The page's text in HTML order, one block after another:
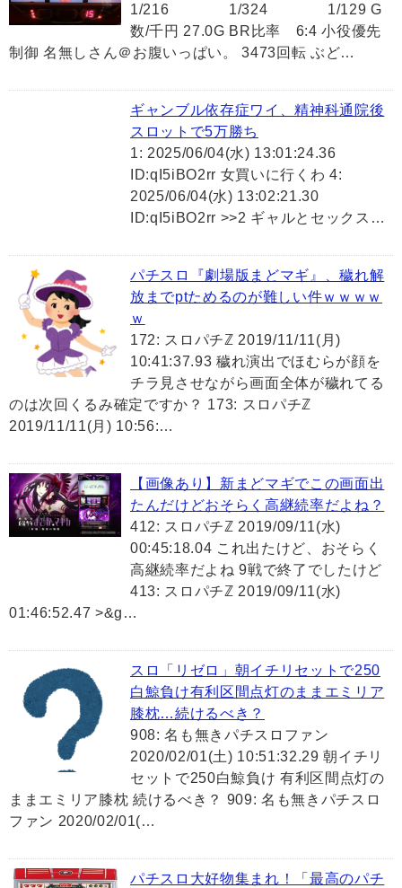
1/216 1/324 1/129 G
数/千円 27.0G BR比率 6:4 小役優先
制御 名無しさん＠お腹いっぱい。 3473回転 ぶど…
ギャンブル依存症ワイ、精神科通院後
スロットで5万勝ち
1: 2025/06/04(水) 13:01:24.36
ID:qI5iBO2rr 女買いに行くわ 4:
2025/06/04(水) 13:02:21.30
ID:qI5iBO2rr >>2 ギャルとセックス…
パチスロ『劇場版まどマギ』、穢れ解
放までptためるのが難しい件ｗｗｗｗ
ｗ
172: スロパチℤ 2019/11/11(月)
10:41:37.93 穢れ演出でほむらが顔を
チラ見させながら画面全体が穢れてる
のは次回くるみ確定ですか？ 173: スロパチℤ
2019/11/11(月) 10:56:…
【画像あり】新まどマギでこの画面出
たんだけどおそらく高継続率だよね？
412: スロパチℤ 2019/09/11(水)
00:45:18.04 これ出たけど、おそらく
高継続率だよね 9戦で終了でしたけど
413: スロパチℤ 2019/09/11(水)
01:46:52.47 >&g…
スロ「リゼロ」朝イチリセットで250
白鯨負け有利区間点灯のままエミリア
膝枕…続けるべき？
908: 名も無きパチスロファン
2020/02/01(土) 10:51:32.29 朝イチリ
セットで250白鯨負け 有利区間点灯の
ままエミリア膝枕 続けるべき？ 909: 名も無きパチスロ
ファン 2020/02/01(…
パチスロ大好物集まれ！「最高のパチ